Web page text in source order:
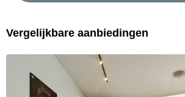
Vergelijkbare aanbiedingen